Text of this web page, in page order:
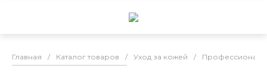
Главная / Каталог товаров / Уход за кожей /